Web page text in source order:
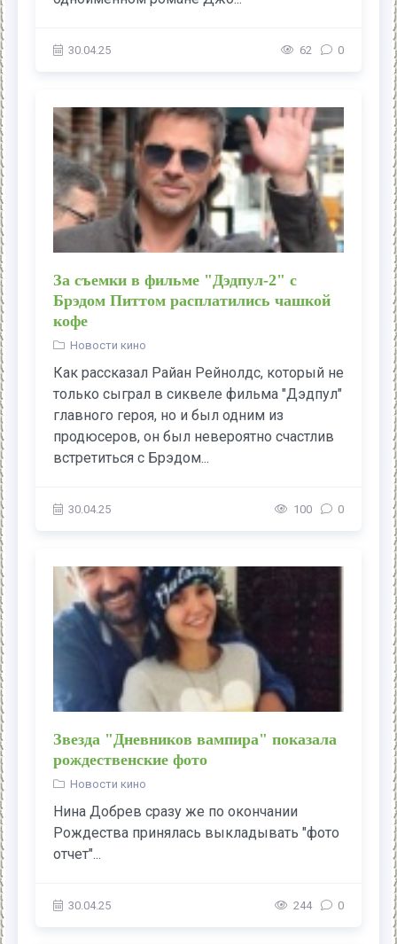
30.04.25 62 0
За съемки в фильме "Дэдпул-2" с
Брэдом Питтом расплатились чашкой
кофе
Новости кино
Как рассказал Райан Рейнолдс, который не
только сыграл в сиквеле фильма "Дэдпул"
главного героя, но и был одним из
продюсеров, он был невероятно счастлив
встретиться с Брэдом...
30.04.25 100 0
Звезда "Дневников вампира" показала
рождественские фото
Новости кино
Нина Добрев сразу же по окончании
Рождества принялась выкладывать "фото
отчет"...
30.04.25 244 0